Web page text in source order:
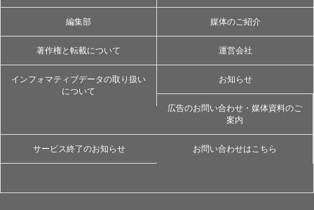
編集部 媒体のご紹介
著作権と転載について 運営会社
インフォマティブデータの取り扱い
について
お知らせ
広告のお問い合わせ・媒体資料のご
案内
サービス終了のお知らせ お問い合わせはこちら